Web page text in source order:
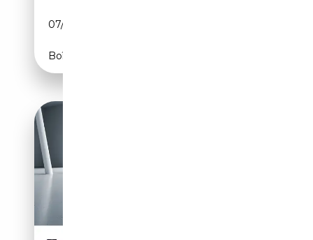
07/2022
Boîte automatique